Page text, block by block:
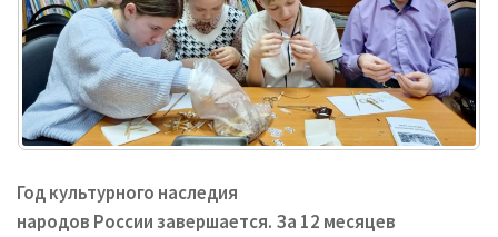
Год культурного наследия
народов России завершается. За 12 месяцев